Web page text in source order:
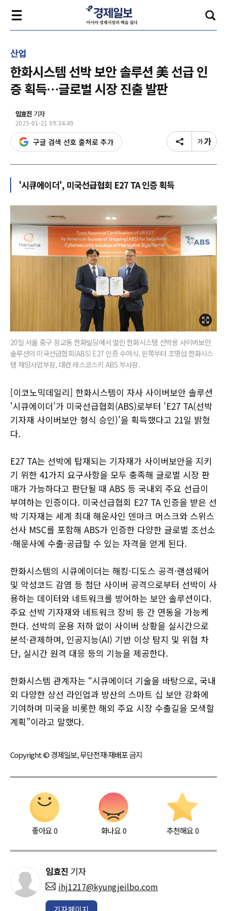
산업
한화시스템 선박 보안 솔루션 美 선급 인
증 획득…글로벌 시장 진출 발판
임효진 기자
2025-01-21 09:34:49
구글 검색 선호 출처로 추가
'시큐에이더', 미국선급협회 E27 TA 인증 획득
20일 서울 중구 장교동 한화빌딩에서 열린 한화시스템 선박용 사이버보안
솔루션의 미국선급협회(ABS) E27 인증 수여식. 왼쪽부터 조명섭 한화시스
템 해양사업부장, 대런 레스코스키 ABS 부사장.
[이코노믹데일리] 한화시스템이 자사 사이버보안 솔루션
'시큐에이더'가 미국선급협회(ABS)로부터 'E27 TA(선박
기자재 사이버보안 형식 승인)'을 획득했다고 21일 밝혔
다.
E27 TA는 선박에 탑재되는 기자재가 사이버보안을 지키
기 위한 41가지 요구사항을 모두 충족해 글로벌 시장 판
매가 가능하다고 판단될 때 ABS 등 국내외 주요 선급이
부여하는 인증이다. 미국선급협회 E27 TA 인증을 받은 선
박 기자재는 세계 최대 해운사인 덴마크 머스크와 스위스
선사 MSC를 포함해 ABS가 인증한 다양한 글로벌 조선소
·해운사에 수출·공급할 수 있는 자격을 얻게 된다.
한화시스템의 시큐에이더는 해킹·디도스 공격·랜섬웨어
및 악성코드 감염 등 첨단 사이버 공격으로부터 선박이 사
용하는 데이터와 네트워크를 방어하는 보안 솔루션이다.
주요 선박 기자재와 네트워크 장비 등 간 연동을 가능케
한다. 선박의 운용 저하 없이 사이버 상황을 실시간으로
분석·관제하며, 인공지능(AI) 기반 이상 탐지 및 위협 차
단, 실시간 원격 대응 등의 기능을 제공한다.
한화시스템 관계자는 “시큐에이더 기술을 바탕으로, 국내
외 다양한 상선 라인업과 방산의 스마트 십 보안 강화에
기여하며 미국을 비롯한 해외 주요 시장 수출길을 모색할
계획”이라고 말했다.
Copyright © 경제일보, 무단전재·재배포 금지
좋아요0 화나요0 추천해요 0
임효진 기자
ihj1217@kyungjeilbo.com